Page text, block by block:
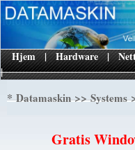
|
Hjem | Hardware |
*Datamaskin>>Systems
Gratis